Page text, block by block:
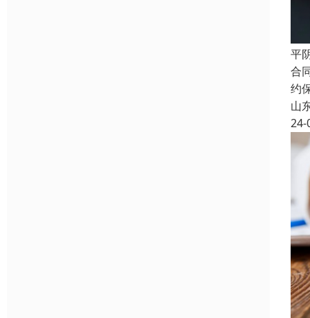
平
合
约
山
24-